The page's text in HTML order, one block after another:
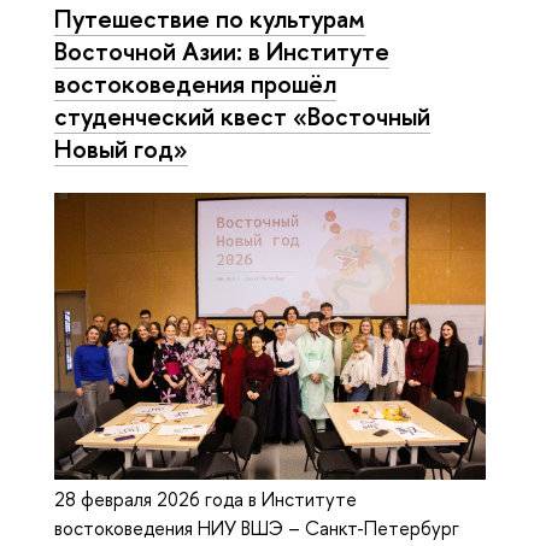
Путешествие по культурам
Восточной Азии: в Институте
востоковедения прошёл
студенческий квест «Восточный
Новый год»
28 февраля 2026 года в Институте
востоковедения НИУ ВШЭ – Санкт-Петербург